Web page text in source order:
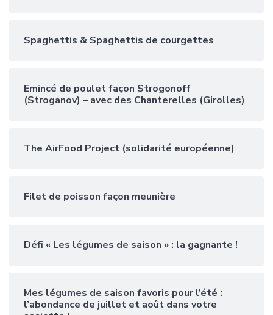
Spaghettis & Spaghettis de courgettes
Emincé de poulet façon Strogonoff
(Stroganov) – avec des Chanterelles (Girolles)
The AirFood Project (solidarité européenne)
Filet de poisson façon meunière
Défi « Les légumes de saison » : la gagnante !
Mes légumes de saison favoris pour l’été :
l’abondance de juillet et août dans votre